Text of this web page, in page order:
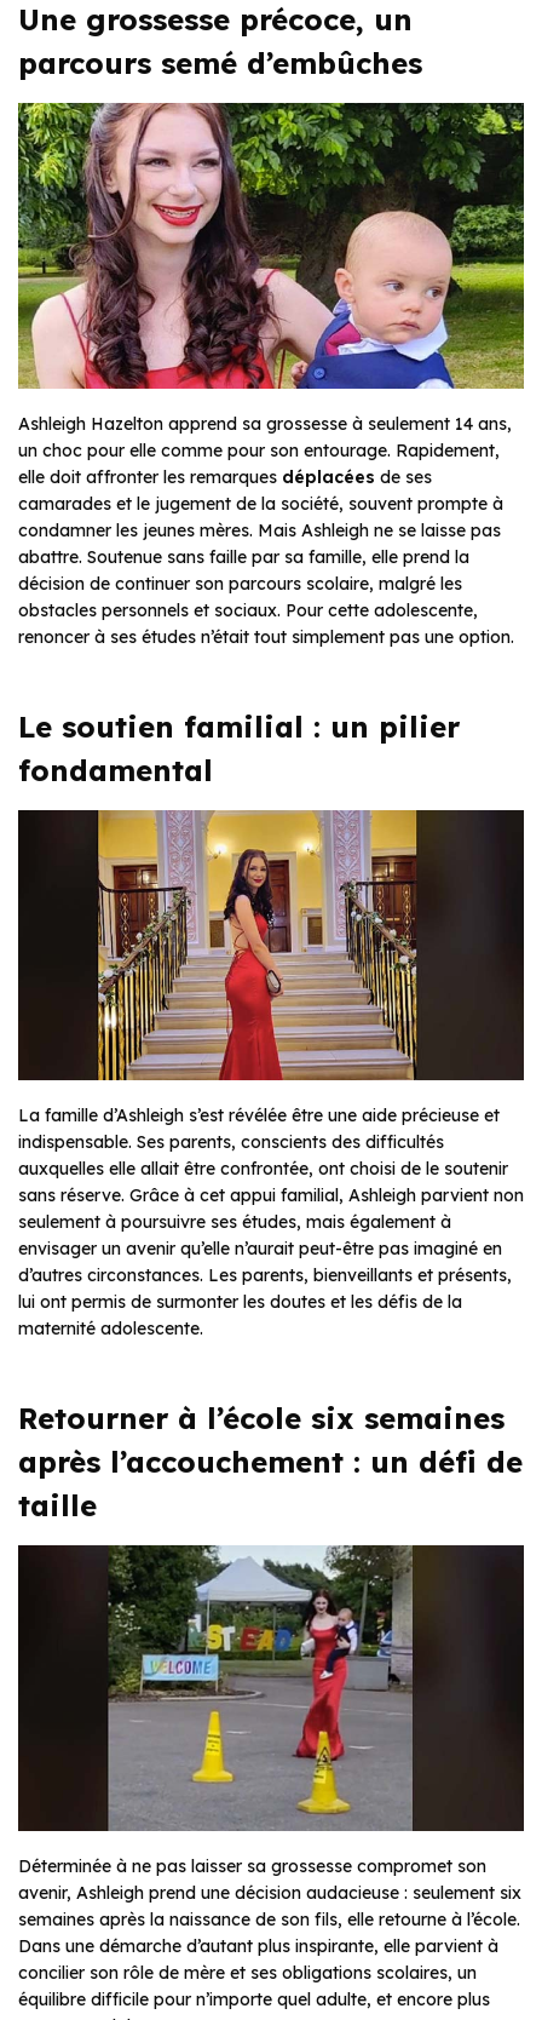
Une grossesse précoce, un
parcours semé d’embûches
Ashleigh Hazelton apprend sa grossesse à seulement 14 ans,
un choc pour elle comme pour son entourage. Rapidement,
elle doit affronter les remarques déplacées de ses
camarades et le jugement de la société, souvent prompte à
condamner les jeunes mères. Mais Ashleigh ne se laisse pas
abattre. Soutenue sans faille par sa famille, elle prend la
décision de continuer son parcours scolaire, malgré les
obstacles personnels et sociaux. Pour cette adolescente,
renoncer à ses études n’était tout simplement pas une option.
Le soutien familial : un pilier
fondamental
La famille d’Ashleigh s’est révélée être une aide précieuse et
indispensable. Ses parents, conscients des difficultés
auxquelles elle allait être confrontée, ont choisi de le soutenir
sans réserve. Grâce à cet appui familial, Ashleigh parvient non
seulement à poursuivre ses études, mais également à
envisager un avenir qu’elle n’aurait peut-être pas imaginé en
d’autres circonstances. Les parents, bienveillants et présents,
lui ont permis de surmonter les doutes et les défis de la
maternité adolescente.
Retourner à l’école six semaines
après l’accouchement : un défi de
taille
Déterminée à ne pas laisser sa grossesse compromet son
avenir, Ashleigh prend une décision audacieuse : seulement six
semaines après la naissance de son fils, elle retourne à l’école.
Dans une démarche d’autant plus inspirante, elle parvient à
concilier son rôle de mère et ses obligations scolaires, un
équilibre difficile pour n’importe quel adulte, et encore plus